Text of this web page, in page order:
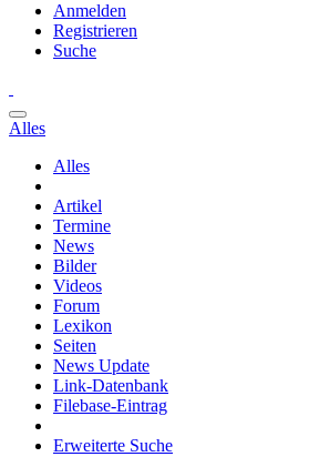
Anmelden
Registrieren
Suche
Alles
Alles
Artikel
Termine
News
Bilder
Videos
Forum
Lexikon
Seiten
News Update
Link-Datenbank
Filebase-Eintrag
Erweiterte Suche